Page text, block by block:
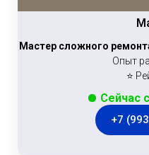
Мастер сложного
Опыт
⭐
Сейчас
+7